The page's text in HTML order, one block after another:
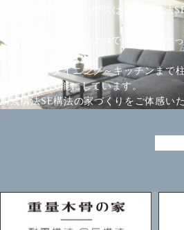
楠亀工務店モデルハウスは、耐震構法
今までの在来木造や2×4では不可能だ
リビング～ダイニング～キッチンまで
由な空間を可能にしています。
耐震構法SE構法の家づくりをご体感い